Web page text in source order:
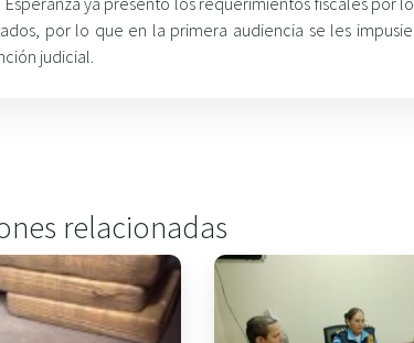
por lo que en la primera audiencia se les
judicial.
relacionadas